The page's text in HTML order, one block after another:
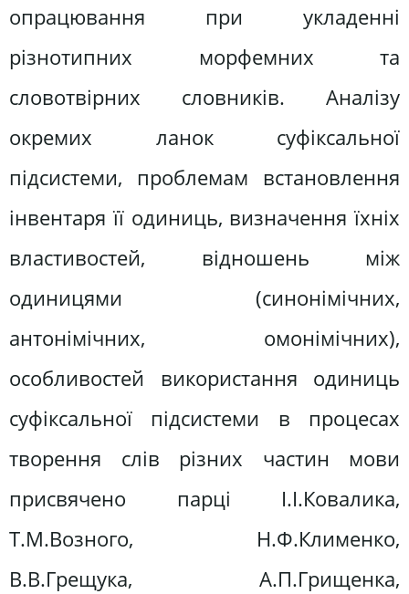
опрацювання при укладенні
різнотипних морфемних та
словотвірних словників. Аналізу
окремих ланок суфіксальної
підсистеми, проблемам встановлення
інвентаря її одиниць, визначення їхніх
властивостей, відношень між
одиницями (синонімічних,
антонімічних, омонімічних),
особливостей використання одиниць
суфіксальної підсистеми в процесах
творення слів різних частин мови
присвячено парці І.І.Ковалика,
Т.М.Возного, Н.Ф.Клименко,
В.В.Грещука, А.П.Грищенка,